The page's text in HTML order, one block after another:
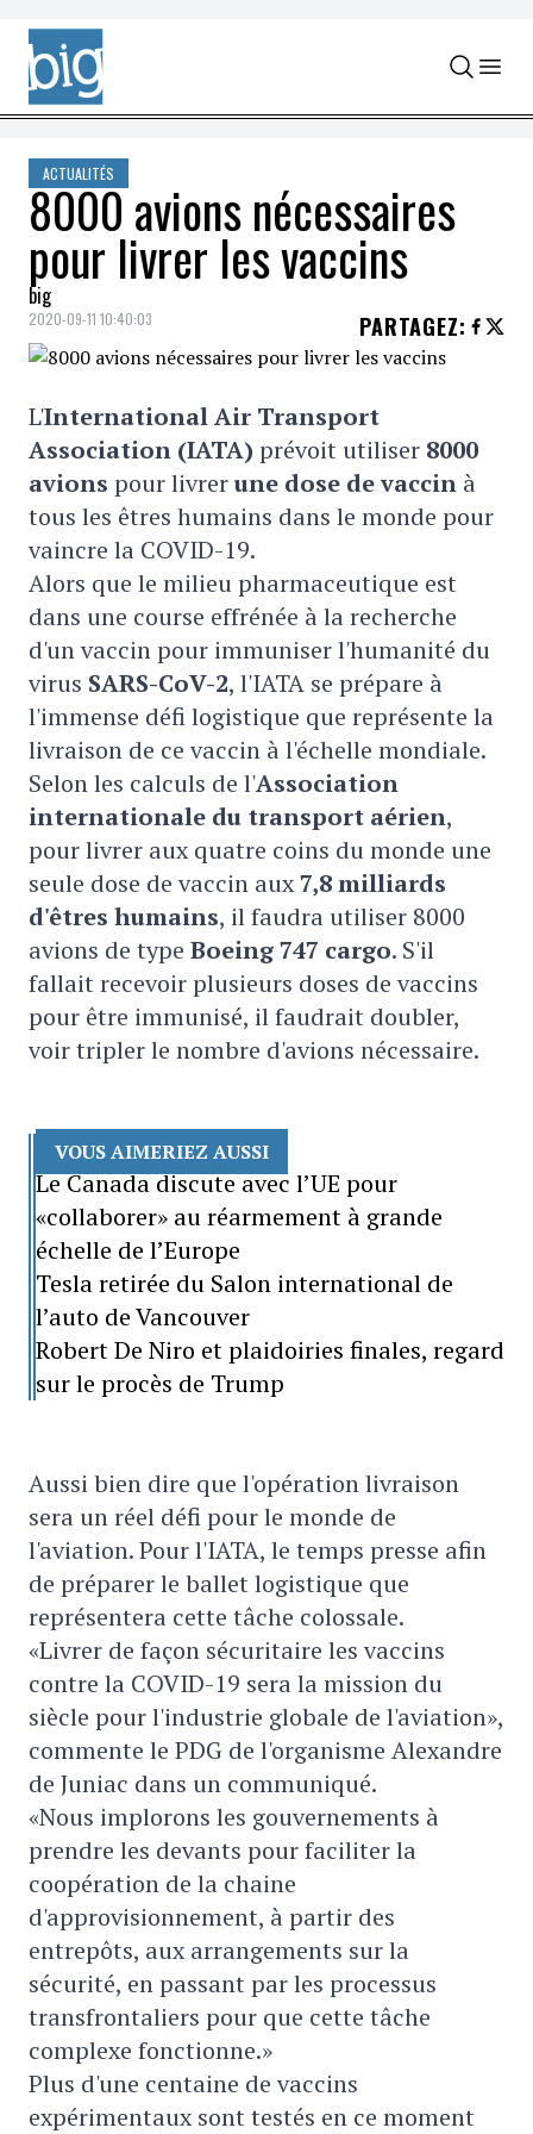
Skip to content
ACTUALITÉS
8000 avions nécessaires
pour livrer les vaccins
big
2020-09-11 10:40:03 PARTAGEZ:
L'International Air Transport
Association (IATA) prévoit utiliser 8000
avions pour livrerune dose de vaccin à
tous les êtres humains dans le monde pour
vaincre la COVID-19.
Alors que le milieu pharmaceutique est
dans une course effrénée à la recherche
d'un vaccin pour immuniser l'humanité du
virus SARS-CoV-2, l'IATA se prépare à
l'immense défi logistique que représente la
livraison de ce vaccin à l'échelle mondiale.
Selon les calculs de l'Association
internationale du transport aérien,
pour livrer aux quatre coins du monde une
seule dose de vaccin aux7,8 milliards
d'êtres humains, il faudra utiliser 8000
avions de type Boeing 747 cargo. S'il
fallait recevoir plusieurs doses de vaccins
pour être immunisé, il faudrait doubler,
voir tripler le nombre d'avions nécessaire.
VOUS AIMERIEZ AUSSI
Le Canada discute avec l’UE pour
«collaborer» au réarmement à grande
échelle de l’Europe
Tesla retirée du Salon international de
l’auto de Vancouver
Robert De Niro et plaidoiries finales, regard
sur le procès de Trump
Aussi bien dire que l'opération livraison
sera un réel défi pour le monde de
l'aviation. Pour l'IATA, le temps presse afin
de préparer le ballet logistique que
représentera cette tâche colossale.
«Livrer de façon sécuritaire les vaccins
contre la COVID-19 sera la mission du
siècle pour l'industrie globale de l'aviation»,
commente le PDG de l'organisme Alexandre
de Juniac dans un communiqué.
«Nous implorons les gouvernements à
prendre les devants pour faciliter la
coopération de la chaine
d'approvisionnement, à partir des
entrepôts, aux arrangements sur la
sécurité, en passant par les processus
transfrontaliers pour que cette tâche
complexe fonctionne.»
Plus d'une centaine de vaccins
expérimentaux sont testés en ce moment